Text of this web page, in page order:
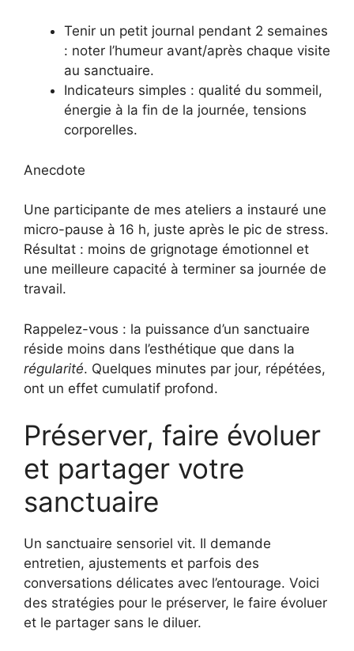
Tenir un petit journal pendant 2 semaines
: noter l’humeur avant/après chaque visite
au sanctuaire.
Indicateurs simples : qualité du sommeil,
énergie à la fin de la journée, tensions
corporelles.
Anecdote
Une participante de mes ateliers a instauré une
micro-pause à 16 h, juste après le pic de stress.
Résultat : moins de grignotage émotionnel et
une meilleure capacité à terminer sa journée de
travail.
Rappelez-vous : la puissance d’un sanctuaire
réside moins dans l’esthétique que dans la
régularité. Quelques minutes par jour, répétées,
ont un effet cumulatif profond.
Préserver, faire évoluer
et partager votre
sanctuaire
Un sanctuaire sensoriel vit. Il demande
entretien, ajustements et parfois des
conversations délicates avec l’entourage. Voici
des stratégies pour le préserver, le faire évoluer
et le partager sans le diluer.